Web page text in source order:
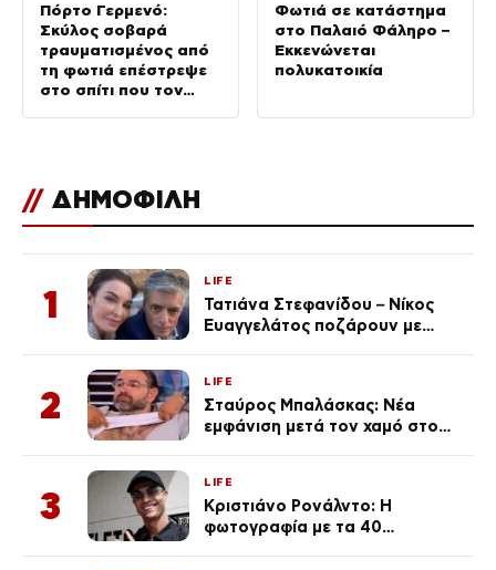
Πόρτο Γερμενό:
Σκύλος σοβαρά
τραυματισμένος από
τη φωτιά επέστρεψε
στο σπίτι που τον
Φωτιά σε κατάστημα
στο Παλαιό Φάληρο –
Εκκενώνεται
πολυκατοικία
// ΔΗΜΟΦΙΛΗ
1
LIFE
Τατιάνα Στεφανίδου – Νίκος
Ευαγγελάτος ποζάρουν με
2
LIFE
Σταύρος Μπαλάσκας: Νέα
εμφάνιση μετά τον χαμό στο
3
LIFE
Κριστιάνο Ρονάλντο: Η
φωτογραφία με τα 40